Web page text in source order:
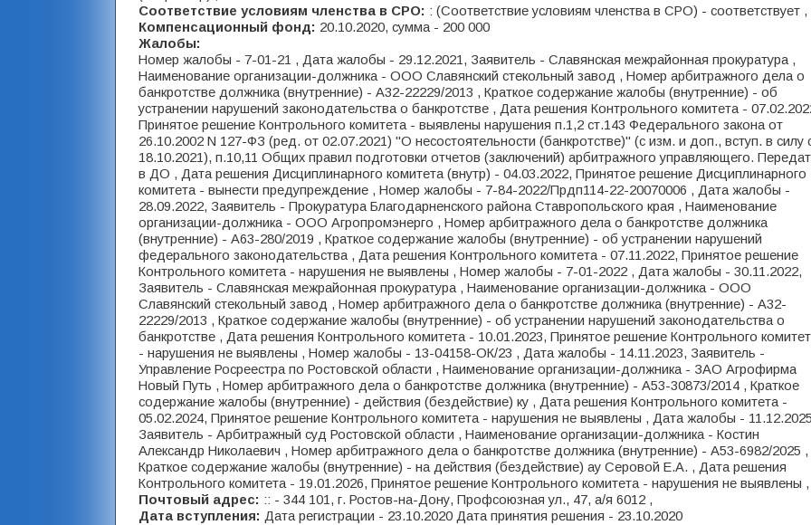
Соответствие условиям членства в СРО: : (Соответствие условиям членства в СРО) - соответствует ,
Компенсационный фонд: 20.10.2020, сумма - 200 000
Жалобы:
Номер жалобы - 7-01-21 , Дата жалобы - 29.12.2021, Заявитель - Славянская межрайонная прокуратура ,
Наименование организации-должника - ООО Славянский стекольный завод , Номер арбитражного дела о
банкротстве должника (внутренние) - А32-22229/2013 , Краткое содержание жалобы (внутренние) - об
устранении нарушений законодательства о банкротстве , Дата решения Контрольного комитета -
Принятое решение Контрольного комитета - выявлены нарушения п.1,2 ст.143 Федерального закона от
26.10.2002 N 127-ФЗ (ред. от 02.07.2021) "О несостоятельности (банкротстве)" (с изм. и доп., вступ. в силу
18.10.2021), п.10,11 Общих правил подготовки отчетов (заключений) арбитражного управляющего.
в ДО , Дата решения Дисциплинарного комитета (внутр) - 04.03.2022, Принятое решение Дисциплинарного
комитета - вынести предупреждение , Номер жалобы - 7-84-2022/Прдп114-22-20070006 , Дата жалобы -
28.09.2022, Заявитель - Прокуратура Благодарненского района Ставропольского края , Наименование
организации-должника - ООО Агропромэнерго , Номер арбитражного дела о банкротстве должника
(внутренние) - А63-280/2019 , Краткое содержание жалобы (внутренние) - об устранении нарушений
федерального законодательства , Дата решения Контрольного комитета - 07.11.2022, Принятое решение
Контрольного комитета - нарушения не выявлены , Номер жалобы - 7-01-2022 , Дата жалобы - 30.11.2022,
Заявитель - Славянская межрайонная прокуратура , Наименование организации-должника - ООО
Славянский стекольный завод , Номер арбитражного дела о банкротстве должника (внутренние) - А32-
22229/2013 , Краткое содержание жалобы (внутренние) - об устранении нарушений законодательства о
банкротстве , Дата решения Контрольного комитета - 10.01.2023, Принятое решение Контрольного
- нарушения не выявлены , Номер жалобы - 13-04158-ОК/23 , Дата жалобы - 14.11.2023, Заявитель -
Управление Росреестра по Ростовской области , Наименование организации-должника - ЗАО Агрофирма
Новый Путь , Номер арбитражного дела о банкротстве должника (внутренние) - А53-30873/2014 , Краткое
содержание жалобы (внутренние) - действия (бездействие) ку , Дата решения Контрольного комитета -
05.02.2024, Принятое решение Контрольного комитета - нарушения не выявлены , Дата жалобы -
Заявитель - Арбитражный суд Ростовской области , Наименование организации-должника - Костин
Александр Николаевич , Номер арбитражного дела о банкротстве должника (внутренние) - А53-6982/2025 ,
Краткое содержание жалобы (внутренние) - на действия (бездействие) ау Серовой Е.А. , Дата решения
Контрольного комитета - 19.01.2026, Принятое решение Контрольного комитета - нарушения не выявлены ,
Почтовый адрес: :: - 344 101, г. Ростов-на-Дону, Профсоюзная ул., 47, а/я 6012 ,
Дата вступления: Дата регистрации - 23.10.2020 Дата принятия решения - 23.10.2020